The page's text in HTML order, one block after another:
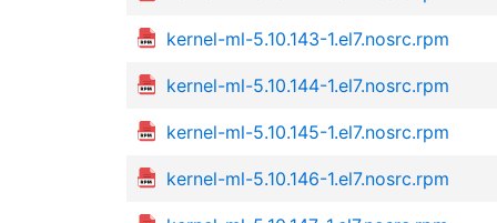
kernel-ml-5.10.143-1.el7.nosrc.rpm
kernel-ml-5.10.144-1.el7.nosrc.rpm
kernel-ml-5.10.145-1.el7.nosrc.rpm
kernel-ml-5.10.146-1.el7.nosrc.rpm